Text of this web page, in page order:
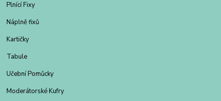
Plnící Fixy
Náplně fixů
Kartičky
Tabule
Učební Pomůcky
Moderátorské Kufry